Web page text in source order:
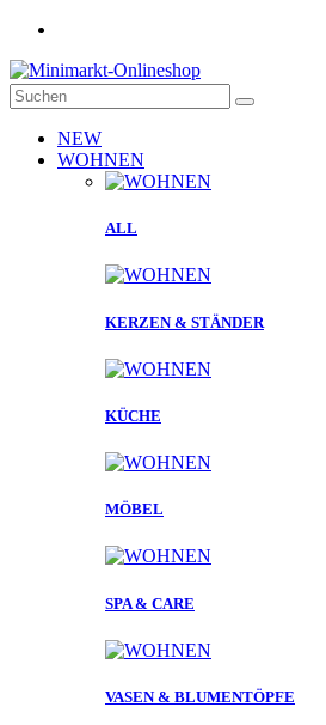
NEW
WOHNEN
ALL
KERZEN & STÄNDER
KÜCHE
MÖBEL
SPA & CARE
VASEN & BLUMENTÖPFE